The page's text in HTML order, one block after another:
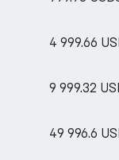
4 999.66
9 999.32
49 996.6